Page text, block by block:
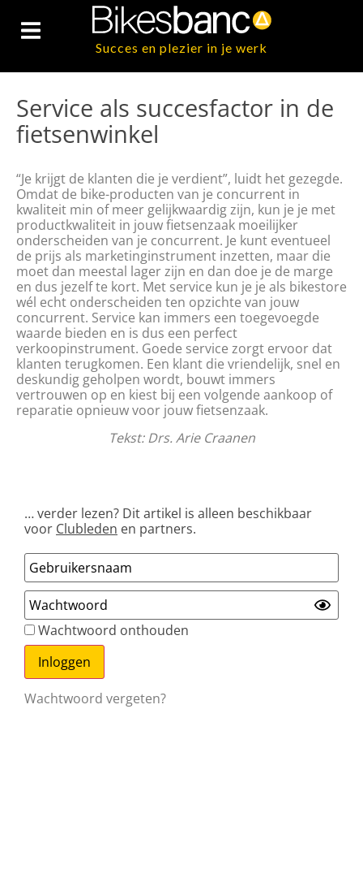
Succes en plezier in je werk
Service als succesfactor in de
fietsenwinkel
“Je krijgt de klanten die je verdient”, luidt het gezegde.
Omdat de bike-producten van je concurrent in
kwaliteit min of meer gelijkwaardig zijn, kun je je met
productkwaliteit in jouw fietsenzaak moeilijker
onderscheiden van je concurrent. Je kunt eventueel
de prijs als marketinginstrument inzetten, maar die
moet dan meestal lager zijn en dan doe je de marge
en dus jezelf te kort. Met service kun je je als bikestore
wél echt onderscheiden ten opzichte van jouw
concurrent. Service kan immers een toegevoegde
waarde bieden en is dus een perfect
verkoopinstrument. Goede service zorgt ervoor dat
klanten terugkomen. Een klant die vriendelijk, snel en
deskundig geholpen wordt, bouwt immers
vertrouwen op en kiest bij een volgende aankoop of
reparatie opnieuw voor jouw fietsenzaak.
Tekst: Drs. Arie Craanen
… verder lezen? Dit artikel is alleen beschikbaar
voor Clubleden en partners.
Wachtwoord onthouden
Wachtwoord vergeten?